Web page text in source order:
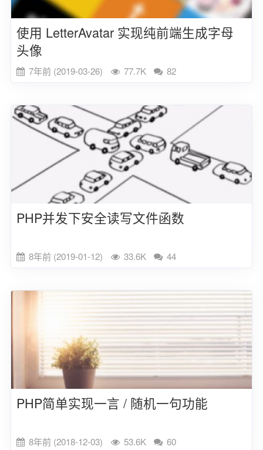
使用 LetterAvatar 实现纯前端生成字母
头像
7年前 (2019-03-26) 77.7K 82
PHP并发下安全读写文件函数
8年前 (2019-01-12) 33.6K 44
PHP简单实现一言 / 随机一句功能
8年前 (2018-12-03) 53.6K 60